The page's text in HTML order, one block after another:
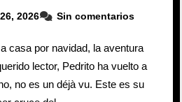
2026 Sin comentarios
casa por navidad, la aventura
lector, Pedrito ha vuelto a
no es un déjà vu. Este es su